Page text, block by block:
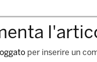
per inserire un